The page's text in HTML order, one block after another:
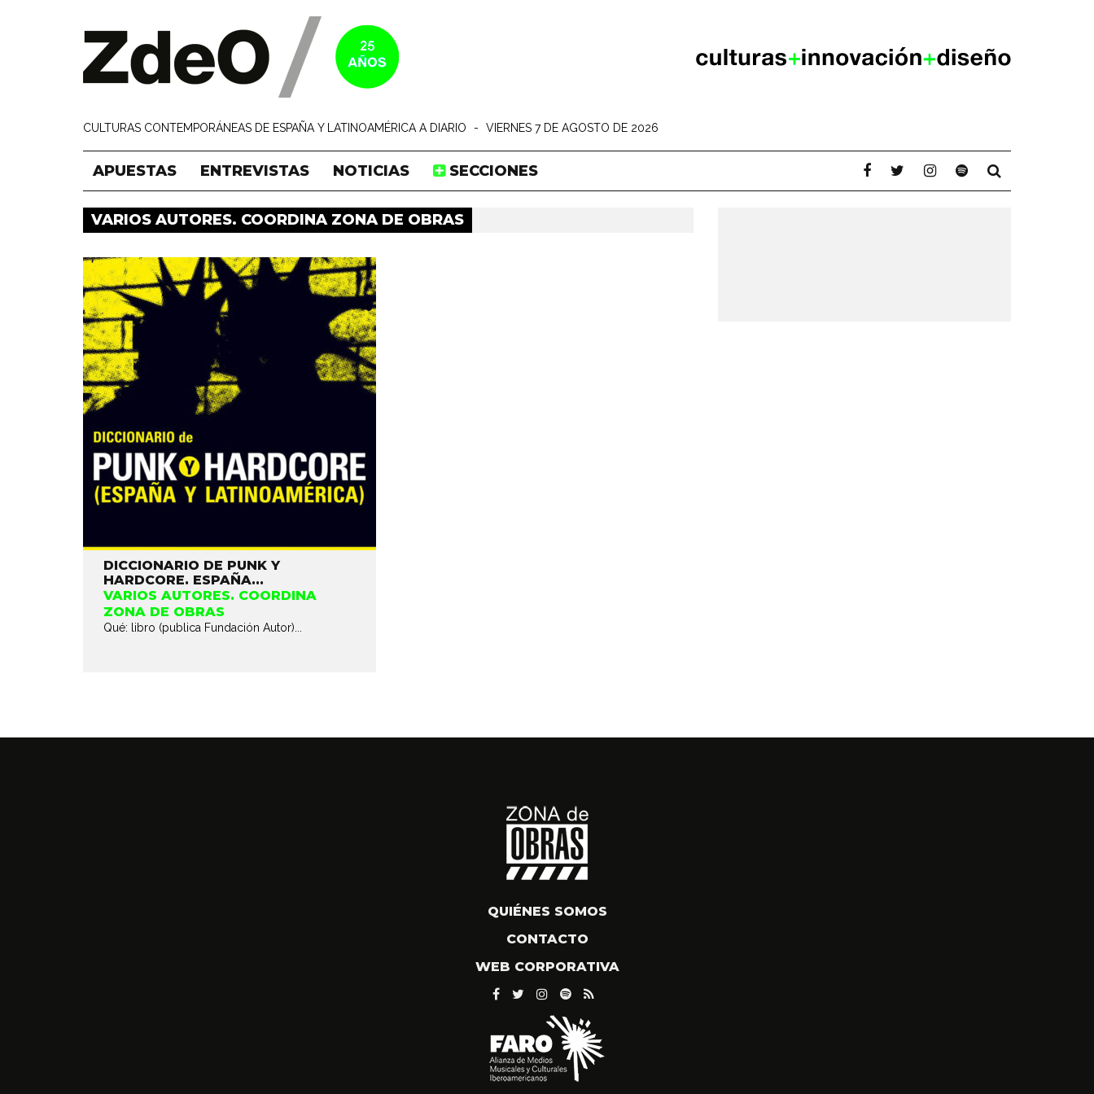
CULTURAS CONTEMPORÁNEAS DE ESPAÑA Y LATINOAMÉRICA A DIARIO - VIERNES 7 DE AGOSTO DE 2026
APUESTAS ENTREVISTAS NOTICIAS SECCIONES
VARIOS AUTORES. COORDINA ZONA DE OBRAS
DICCIONARIO DE PUNK Y
HARDCORE. ESPAÑA...
VARIOS AUTORES. COORDINA
ZONA DE OBRAS
Qué: libro (publica Fundación Autor)...
QUIÉNES SOMOS
CONTACTO
WEB CORPORATIVA